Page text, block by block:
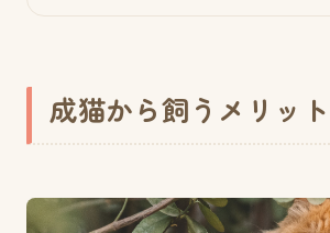
成猫から飼うメリット